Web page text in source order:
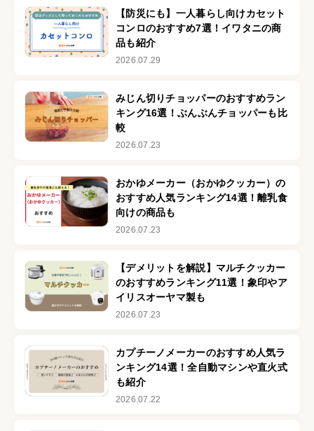
【防災にも】一人暮らし向けカセット
コンロのおすすめ7選！イワタニの商
品も紹介
2026.07.29
みじん切りチョッパーのおすすめラン
キング16選！ぶんぶんチョッパーも比
較
2026.07.23
おかゆメーカー（おかゆクッカー）の
おすすめ人気ランキング14選！離乳食
向けの商品も
2026.07.23
【デメリットを解説】マルチクッカー
のおすすめランキング11選！象印やア
イリスオーヤマ製も
2026.07.23
カプチーノメーカーのおすすめ人気ラ
ンキング14選！全自動マシンや直火式
も紹介
2026.07.22